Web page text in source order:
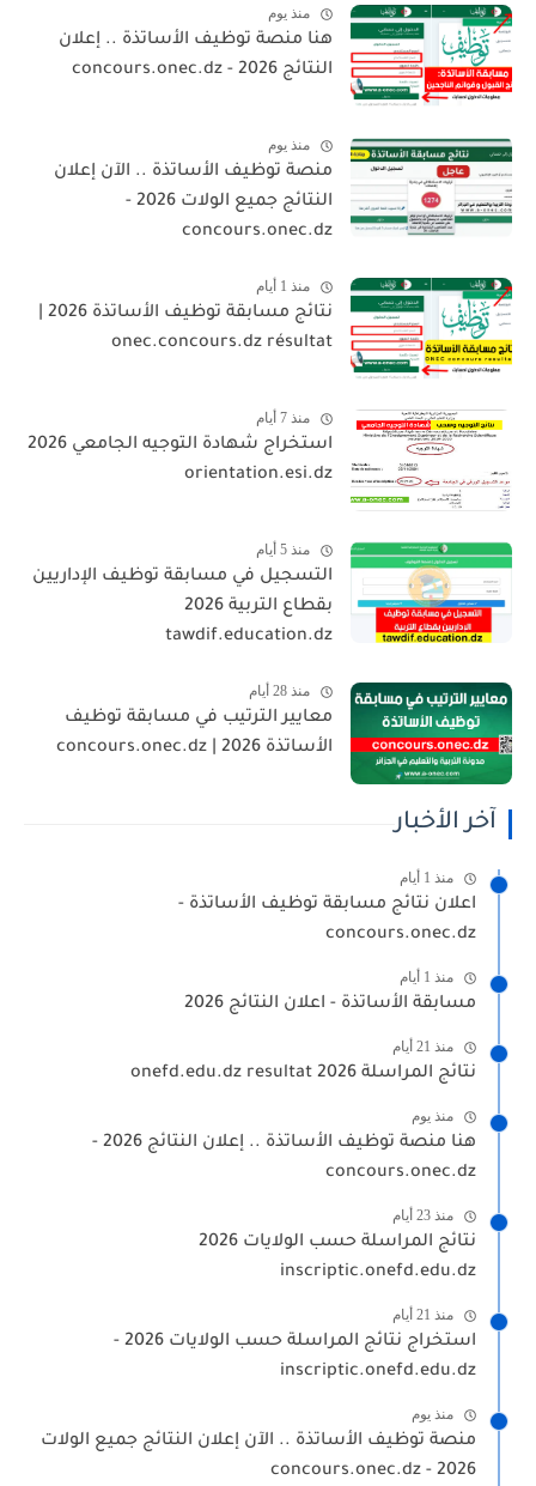
منذ يوم
هنا منصة توظيف الأساتذة .. إعلان
النتائج 2026 - concours.onec.dz
منذ يوم
منصة توظيف الأساتذة .. الآن إعلان
النتائج جميع الولات 2026 -
concours.onec.dz
منذ 1 أيام
نتائج مسابقة توظيف الأساتذة 2026 |
onec.concours.dz résultat
منذ 7 أيام
استخراج شهادة التوجيه الجامعي 2026
orientation.esi.dz
منذ 5 أيام
التسجيل في مسابقة توظيف الإداريين
بقطاع التربية 2026
tawdif.education.dz
منذ 28 أيام
معايير الترتيب في مسابقة توظيف
الأساتذة 2026 | concours.onec.dz
آخر الأخبار
منذ 1 أيام
اعلان نتائج مسابقة توظيف الأساتذة -
concours.onec.dz
منذ 1 أيام
مسابقة الأساتذة - اعلان النتائج 2026
منذ 21 أيام
نتائج المراسلة 2026 onefd.edu.dz resultat
منذ يوم
هنا منصة توظيف الأساتذة .. إعلان النتائج 2026 -
concours.onec.dz
منذ 23 أيام
نتائج المراسلة حسب الولايات 2026
inscriptic.onefd.edu.dz
منذ 21 أيام
استخراج نتائج المراسلة حسب الولايات 2026 -
inscriptic.onefd.edu.dz
منذ يوم
منصة توظيف الأساتذة .. الآن إعلان النتائج جميع الولات
2026 - concours.onec.dz